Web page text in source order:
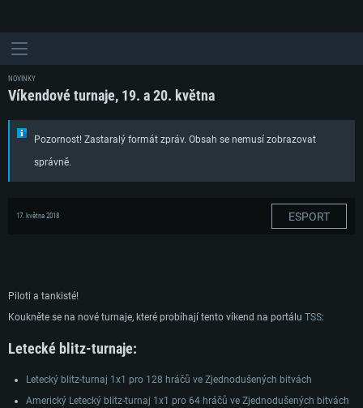
NOVINKY
Víkendové turnaje, 19. a 20. května
Pozornost! Zastaralý formát zpráv. Obsah se nemusí zobrazovat
správně.
17. května 2018 ESPORT
Piloti a tankisté!
Koukněte se na nové turnaje, které probíhají tento víkend na portálu TSS:
Letecké blitz-turnaje:
Letecký blitz-turnaj 1x1 pro 128 hráčů ve Zjednodušených bitvách
Americký Letecký blitz-turnaj 1x1 pro 64 hráčů ve Zjednodušených bitvách